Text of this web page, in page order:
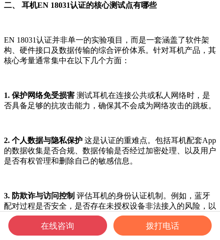
二、 耳机EN 18031认证的核心测试点有哪些
EN 18031认证并非单一的实验项目，而是一套涵盖了软件架
构、硬件接口及数据传输的综合评价体系。针对耳机产品，其
核心考量通常集中在以下几个方面：
1. 保护网络免受损害 测试耳机在连接公共或私人网络时，是
否具备足够的抗攻击能力，确保其不会成为网络攻击的跳板。
2. 个人数据与隐私保护 这是认证的重难点。包括耳机配套App
的数据收集是否合规、数据传输是否经过加密处理、以及用户
是否有权管理和删除自己的敏感信息。
3. 防欺诈与访问控制 评估耳机的身份认证机制。例如，蓝牙
配对过程是否安全，是否存在未授权设备非法接入的风险，以
及产品在固件更新（OTA）时的身份校验是否严密。
在线咨询 拨打电话